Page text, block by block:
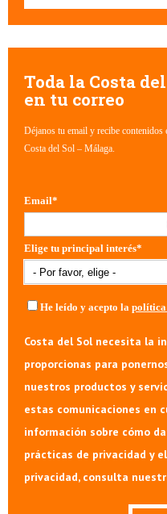
Toda la Costa
en tu correo
Déjanos tu email y recibe
Costa del Sol – Málaga.
Email*
Elige tu principal interés*
He leído y acepto la
Costa del Sol necesita la
proporcionas para
nuestros productos y
estas comunicaciones en
información sobre cómo
prácticas de privacidad y
privacidad, consulta